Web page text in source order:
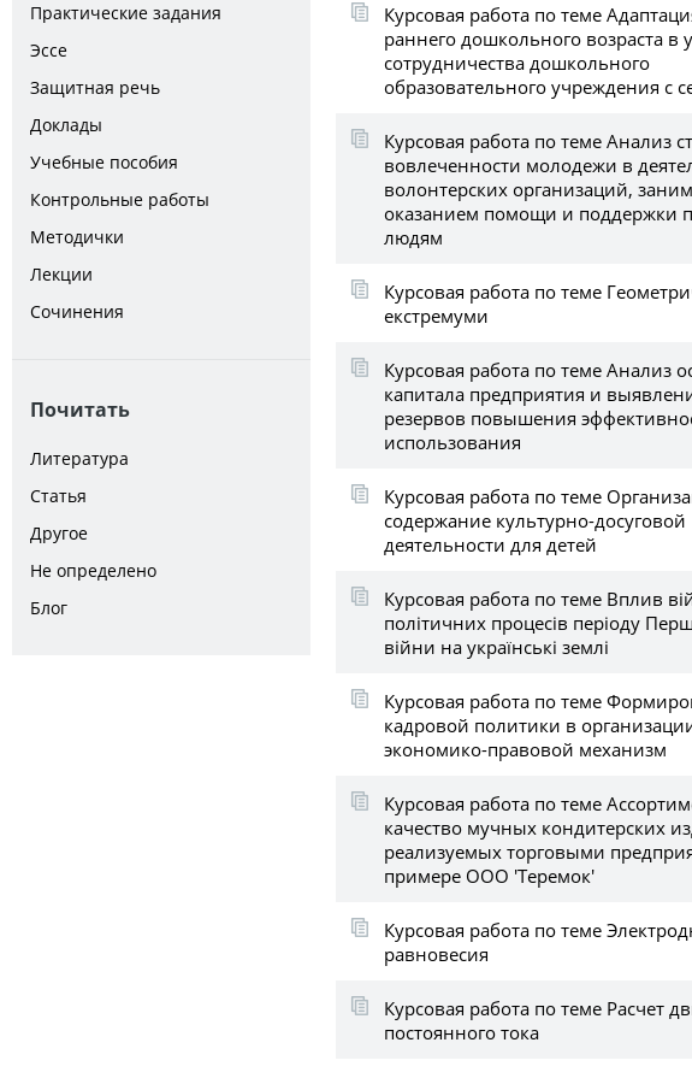
Практические задания
Эссе
Защитная речь
Доклады
Учебные пособия
Контрольные работы
Методички
Лекции
Сочинения
Почитать
Литература
Статья
Другое
Не определено
Блог
Курсовая работа по теме
раннего дошкольного возраста в
сотрудничества дошкольного
образовательного учреждения с
Курсовая работа по теме Анализ
вовлеченности молодежи в
волонтерских организаций,
оказанием помощи и поддержки
людям
Курсовая работа по теме
екстремуми
Курсовая работа по теме Aнализ
капитала предприятия и
резервов повышения
использования
Курсовая работа по теме
содержание культурно-досуговой
деятельности для детей
Курсовая работа по теме Вплив
політичних процесів періоду
війни на українські землі
Курсовая работа по теме
кадровой политики в
экономико-правовой механизм
Курсовая работа по теме
качество мучных кондитерских
реализуемых торговыми
примере ООО 'Теремок'
Курсовая работа по теме
равновесия
Курсовая работа по теме Расчет
постоянного тока